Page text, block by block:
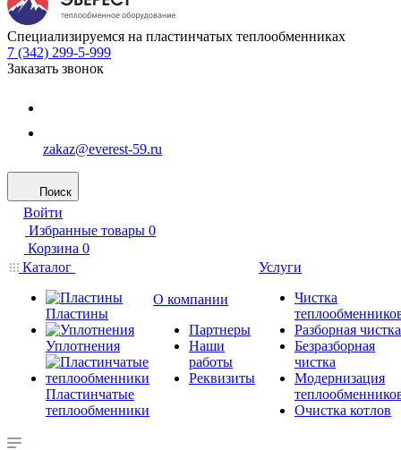
Специализируемся на пластинчатых теплообменниках
7 (342) 299-5-999
Заказать звонок
zakaz@everest-59.ru
Поиск
Войти
Избранные товары 0
Корзина 0
Каталог
Пластины
Уплотнения
Пластинчатые
теплообменники
О компании
Партнеры
Наши
работы
Реквизиты
Услуги
Чистка
Разборная чистка
Безразборная
чистка
Модернизация
Очистка котлов